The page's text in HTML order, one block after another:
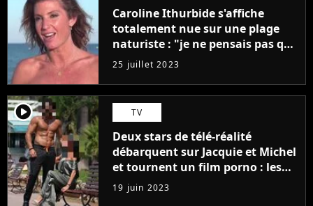
Caroline Ithurbide s'affiche
totalement nue sur une plage
naturiste : "je ne pensais pas que
j'arriverais à le faire..."
25 juillet 2023
player2 TV
Deux stars de télé-réalité
débarquent sur Jacquie et Michel
et tournent un film porno : les
premières images du tournage
(exclu)
19 juin 2023